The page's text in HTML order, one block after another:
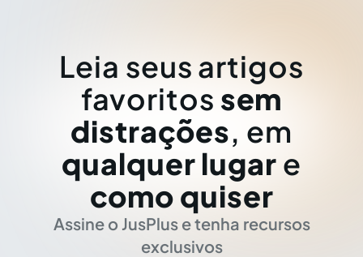
Leia seus artigos
favoritos sem
distrações, em
qualquer lugar e
como quiser
Assine o JusPlus e tenha recursos
exclusivos